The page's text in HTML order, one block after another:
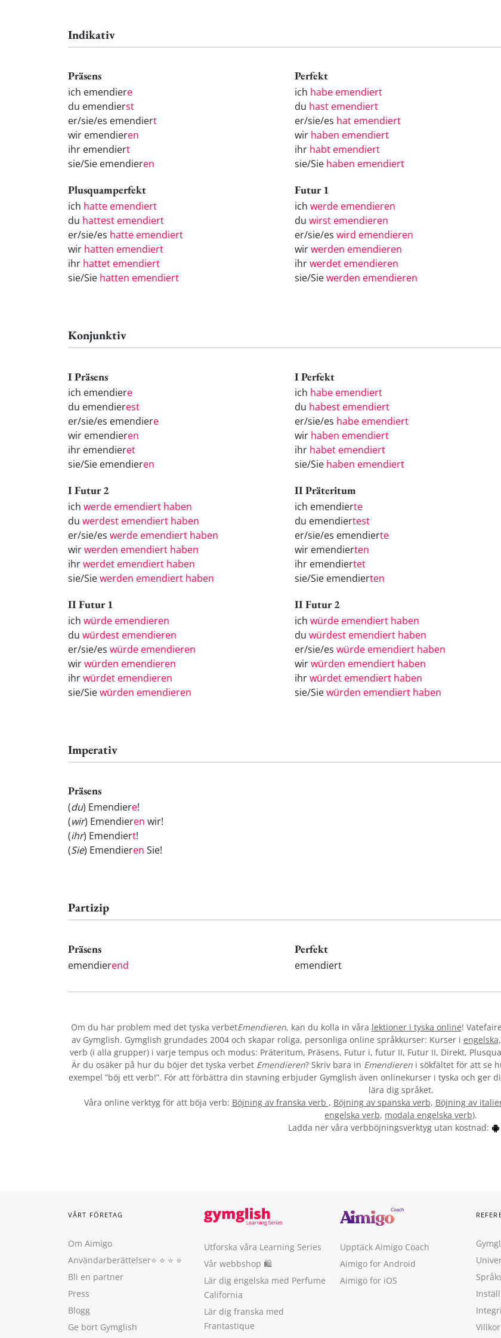
Indikativ
Präsens
ich emendiere
du emendierst
er/sie/es emendiert
wir emendieren
ihr emendiert
sie/Sie emendieren
Perfekt
ich habe emendiert
du hast emendiert
er/sie/es hat emendiert
wir haben emendiert
ihr habt emendiert
sie/Sie haben emendiert
Plusquamperfekt
ich hatte emendiert
du hattest emendiert
er/sie/es hatte emendiert
wir hatten emendiert
ihr hattet emendiert
sie/Sie hatten emendiert
Futur 1
ich werde emendieren
du wirst emendieren
er/sie/es wird emendieren
wirwerden emendieren
ihrwerdet emendieren
sie/Siewerden emendieren
Konjunktiv
I Präsens
ich emendiere
du emendierest
er/sie/es emendiere
wir emendieren
ihr emendieret
sie/Sie emendieren
I Perfekt
ich habe emendiert
du habest emendiert
er/sie/es habe emendiert
wir haben emendiert
ihr habet emendiert
sie/Sie haben emendiert
I Futur 2
ich werde emendiert haben
du werdest emendiert haben
er/sie/es werde emendiert haben
wirwerden emendiert haben
ihrwerdet emendiert haben
sie/Siewerden emendiert haben
II Präteritum
ich emendierte
du emendiertest
er/sie/es emendierte
wir emendierten
ihr emendiertet
sie/Sie emendierten
II Futur 1
ich würde emendieren
du würdest emendieren
er/sie/es würde emendieren
wirwürden emendieren
ihrwürdet emendieren
sie/Siewürden emendieren
II Futur 2
ich würde emendiert haben
du würdest emendiert haben
er/sie/es würde emendiert haben
wirwürden emendiert haben
ihrwürdet emendiert haben
sie/Siewürden emendiert haben
Imperativ
Präsens
(du) Emendiere!
(wir) Emendieren wir!
(ihr) Emendiert!
(Sie) Emendieren Sie!
Partizip
Präsens
emendierend
Perfekt
emendiert
Om du har problem med det tyska verbetEmendieren, kan du kolla in våra lektioner i tyska online!
av Gymglish. Gymglish grundades 2004 och skapar roliga, personliga online språkkurser: Kurser i engelska,
verb (i alla grupper) i varje tempus och modus: Präteritum, Präsens, Futur i, futur II, Futur II, Direkt,
Är du osäker på hur du böjer det tyska verbet Emendieren? Skriv bara in Emendiereni sökfältet för att se
exempel ”böj ett verb!”. För att förbättra din stavning erbjuder Gymglish även onlinekurser i tyska och
lära dig språket.
Våra online verktyg för att böja verb: Böjning av franska verb , Böjning av spanska verb, Böjning av
engelska verb, modala engelska verb).
Ladda ner våra verbböjningsverktyg utan kostnad:
VÅRT FÖRETAG
Om Aimigo
Användarberättelser⭐️ ⭐️ ⭐️ ⭐️
Bli en partner
Press
Blogg
Ge bort Gymglish
Utforska våra Learning Series
Vår webbshop 🛍
Lär dig engelska med Perfume
California
Lär dig franska med
Frantastique
Upptäck Aimigo Coach
Aimigo for Android
Aimigo for iOS